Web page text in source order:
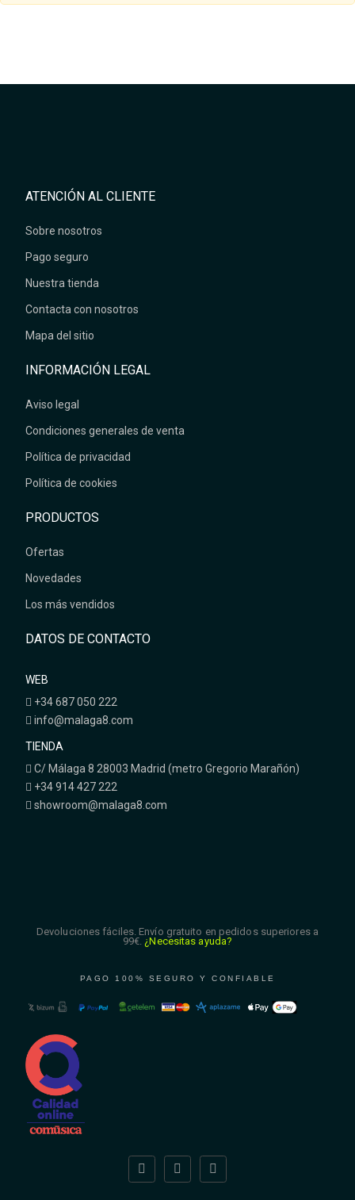
ATENCIÓN AL CLIENTE
Sobre nosotros
Pago seguro
Nuestra tienda
Contacta con nosotros
Mapa del sitio
INFORMACIÓN LEGAL
Aviso legal
Condiciones generales de venta
Política de privacidad
Política de cookies
PRODUCTOS
Ofertas
Novedades
Los más vendidos
DATOS DE CONTACTO
WEB
+34 687 050 222
info@malaga8.com
TIENDA
C/ Málaga 8 28003 Madrid (metro Gregorio Marañón)
+34 914 427 222
showroom@malaga8.com
Devoluciones fáciles. Envío gratuito en pedidos superiores a
99€. ¿Necesitas ayuda?
PAGO 100% SEGURO Y CONFIABLE